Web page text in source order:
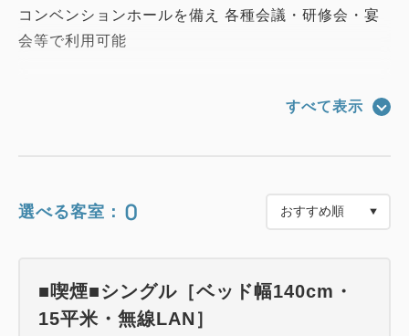
コンベンションホールを備え 各種会議・研修会・宴
会等で利用可能
利用料金なし・屋外駐車場のみ24H出入り可能
間の通路先に当ホテルとの連絡口がございます
すべて表示
選べる客室： 0
■喫煙■シングル［ベッド幅140cm・
15平米・無線LAN］